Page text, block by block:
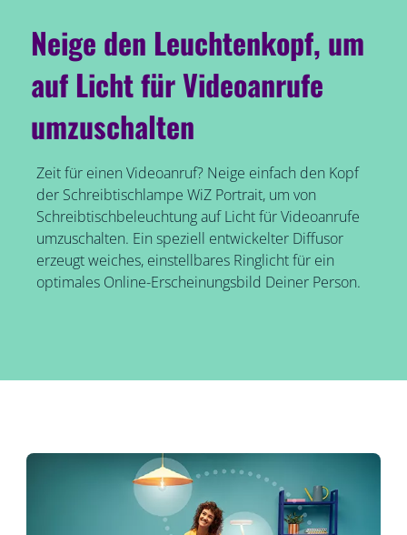
Neige den Leuchtenkopf, um
auf Licht für Videoanrufe
umzuschalten
Zeit für einen Videoanruf? Neige einfach den Kopf
der Schreibtischlampe WiZ Portrait, um von
Schreibtischbeleuchtung auf Licht für Videoanrufe
umzuschalten. Ein speziell entwickelter Diffusor
erzeugt weiches, einstellbares Ringlicht für ein
optimales Online-Erscheinungsbild Deiner Person.